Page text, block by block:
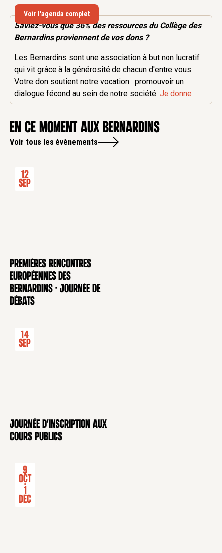
Voir l'agenda complet
Saviez-vous que 36% desressourcesdu Collège des
Bernardins proviennent de vos dons ?
Les Bernardins sont une association à but non lucratif
qui vit grâce à la générosité de chacun d'entre vous.
Votre don soutient notre vocation : promouvoir un
dialogue fécond au sein de notre société.Je donne
en ce moment aux Bernardins
Voir tous les évènements
CONFÉRENCE
12
Sep
Premières rencontres
européennes des
Bernardins - Journée de
débats
CONFÉRENCE
14
Sep
Journée d'inscription aux
cours publics
9
Oct
-
1
Déc